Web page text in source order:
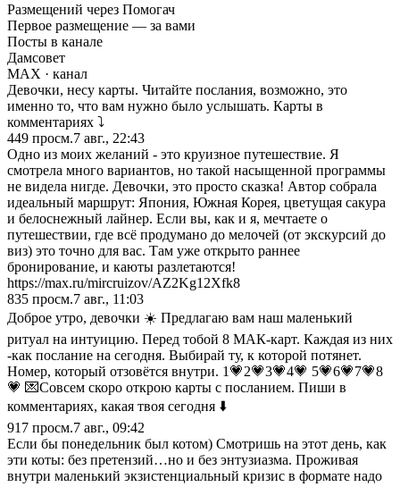
Размещений через Помогач
Первое размещение — за вами
Посты в канале
Дамсовет
MAX · канал
Девочки, несу карты. Читайте послания, возможно, это
именно то, что вам нужно было услышать. Карты в
комментариях ⤵️
449 просм.7 авг., 22:43
Одно из моих желаний - это круизное путешествие. Я
смотрела много вариантов, но такой насыщенной программы
не видела нигде. Девочки, это просто сказка! Автор собрала
идеальный маршрут: Япония, Южная Корея, цветущая сакура
и белоснежный лайнер. Если вы, как и я, мечтаете о
путешествии, где всё продумано до мелочей (от экскурсий до
виз) это точно для вас. Там уже открыто раннее
бронирование, и каюты разлетаются!
https://max.ru/mircruizov/AZ2Kg12Xfk8
835 просм.7 авг., 11:03
Доброе утро, девочки ☀️ Предлагаю вам наш маленький
ритуал на интуицию. Перед тобой 8 МАК-карт. Каждая из них
-как послание на сегодня. Выбирай ту, к которой потянет.
Номер, который отзовётся внутри. 1💗2💗3💗4💗 5💗6💗7💗8
💗 💌Совсем скоро открою карты с посланием. Пиши в
комментариях, какая твоя сегодня ⬇️
917 просм.7 авг., 09:42
Если бы понедельник был котом) Смотришь на этот день, как
эти коты: без претензий…но и без энтузиазма. Проживая
внутри маленький экзистенциальный кризис в формате надо